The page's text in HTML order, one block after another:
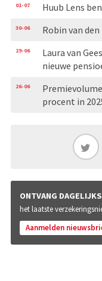
01-07 Huub Lens
30-06 Robin van
29-06
Laura van
nieuwe
26-06
procent in
ONTVANG DAGELIJKS
het laatste
Aanmelden